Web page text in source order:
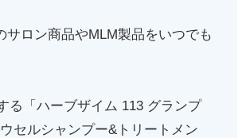
ロン商品やMLM製品をいつでも
る「ハーブザイム 113 グランプ
セルシャンプー&トリートメン